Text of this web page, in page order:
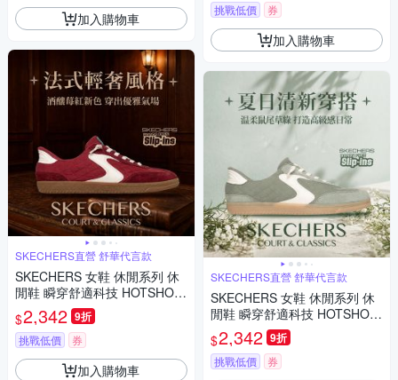
加入購物車
SKECHERS直營 舒華代言款
SKECHERS 女鞋 休閒系列 休
閒鞋 瞬穿舒適科技 HOTSHOT
- COZY FIT - 185329WRED
$2,342 9折
挑戰低價 券
加入購物車
挑戰低價 券
加入購物車
SKECHERS直營 舒華代言款
SKECHERS 女鞋 休閒系列 休
閒鞋 瞬穿舒適科技 HOTSHOT
- COZY FIT - 185329WSAGE
$2,342 9折
挑戰低價 券